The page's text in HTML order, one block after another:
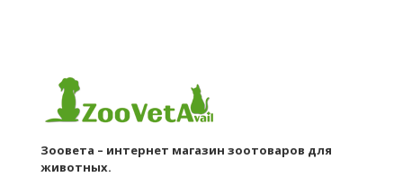
Зоовета – интернет магазин зоотоваров для
животных.